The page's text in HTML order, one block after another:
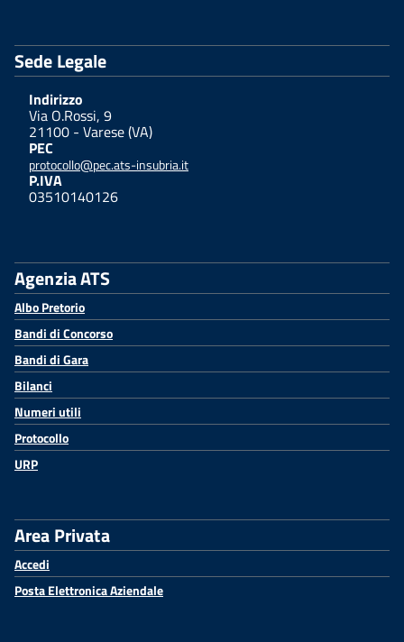
Sede Legale
Indirizzo
Via O.Rossi, 9
21100 - Varese (VA)
PEC
protocollo@pec.ats-insubria.it
P.IVA
03510140126
Agenzia ATS
Albo Pretorio
Bandi di Concorso
Bandi di Gara
Bilanci
Numeri utili
Protocollo
URP
Area Privata
Accedi
Posta Elettronica Aziendale